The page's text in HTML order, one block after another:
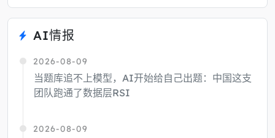
AI情报
2026-08-09
当题库追不上模型，AI开始给自己出题：中国这支
团队跑通了数据层RSI
2026-08-09